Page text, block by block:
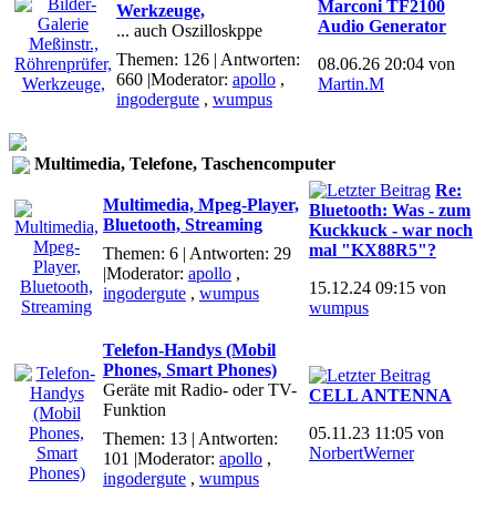
Werkzeuge,
... auch Oszilloskppe
Themen: 126 | Antworten:
660 |Moderator: apollo ,
ingodergute , wumpus
Marconi TF2100
Audio Generator
08.06.26 20:04 von
Martin.M
Multimedia, Telefone, Taschencomputer
Multimedia, Mpeg-Player,
Bluetooth, Streaming
Themen: 6 | Antworten: 29
|Moderator: apollo ,
ingodergute , wumpus
Re:
Bluetooth: Was - zum
Kuckkuck - war noch
mal "KX88R5"?
15.12.24 09:15 von
wumpus
Telefon-Handys (Mobil
Phones, Smart Phones)
Geräte mit Radio- oder TV-
Funktion
Themen: 13 | Antworten:
101 |Moderator: apollo ,
ingodergute , wumpus
CELL ANTENNA
05.11.23 11:05 von
NorbertWerner